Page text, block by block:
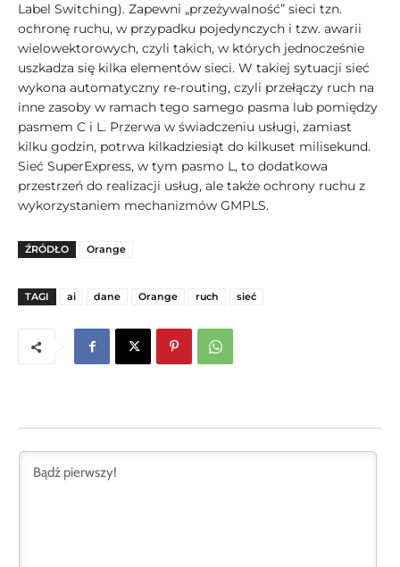
Label Switching). Zapewni „przeżywalność” sieci tzn.
ochronę ruchu, w przypadku pojedynczych i tzw. awarii
wielowektorowych, czyli takich, w których jednocześnie
uszkadza się kilka elementów sieci. W takiej sytuacji sieć
wykona automatyczny re-routing, czyli przełączy ruch na
inne zasoby w ramach tego samego pasma lub pomiędzy
pasmem C i L. Przerwa w świadczeniu usługi, zamiast
kilku godzin, potrwa kilkadziesiąt do kilkuset milisekund.
Sieć SuperExpress, w tym pasmo L, to dodatkowa
przestrzeń do realizacji usług, ale także ochrony ruchu z
wykorzystaniem mechanizmów GMPLS.
ŹRÓDŁO Orange
TAGI ai dane Orange ruch sieć